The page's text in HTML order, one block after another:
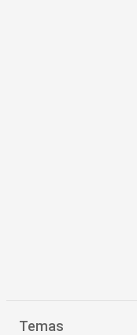
Temas